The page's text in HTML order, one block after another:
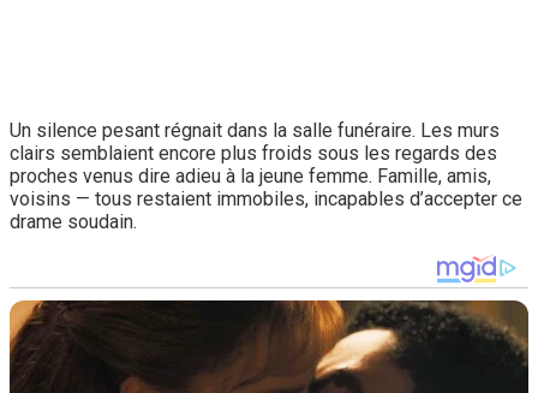
Un silence pesant régnait dans la salle funéraire. Les murs
clairs semblaient encore plus froids sous les regards des
proches venus dire adieu à la jeune femme. Famille, amis,
voisins — tous restaient immobiles, incapables d’accepter ce
drame soudain.